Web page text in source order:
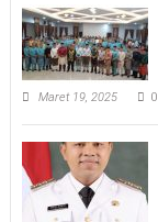
Maret 19, 2025 0